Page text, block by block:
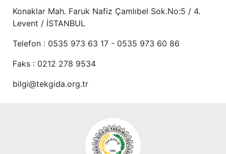
Konaklar Mah. Faruk Nafiz Çamlıbel Sok.No:5 / 4.
Levent / İSTANBUL
Telefon : 0535 973 63 17 - 0535 973 60 86
Faks : 0212 278 9534
bilgi@tekgida.org.tr